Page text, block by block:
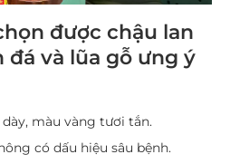
được chậu lan
đá và lũa gỗ ưng ý
màu vàng tươi tắn.
có dấu hiệu sâu bệnh.